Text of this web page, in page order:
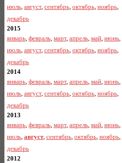
июль, август, сентябрь, октябрь, ноябрь,
декабрь
2015
январь, февраль, март, апрель, май, июнь,
июль, август, сентябрь, октябрь, ноябрь,
декабрь
2014
январь, февраль, март, апрель, май, июнь,
июль, август, сентябрь, октябрь, ноябрь,
декабрь
2013
январь, февраль, март, апрель, май, июнь,
июль, август, сентябрь, октябрь, ноябрь,
декабрь
2012